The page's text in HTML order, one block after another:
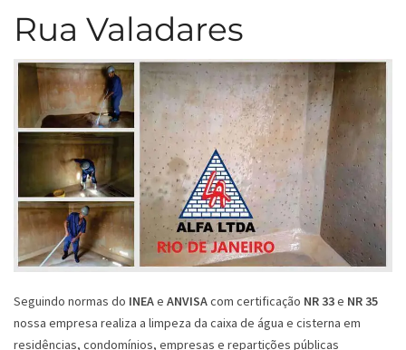
Rua Valadares
Seguindo normas do INEAe ANVISAcom certificação NR 33e NR 35
nossa empresa realiza a limpeza da caixa de água e cisterna em
residências, condomínios, empresas e repartições públicas